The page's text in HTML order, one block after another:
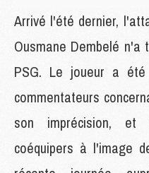
Arrivé l'été dernier,
Ousmane Dembelé n'a
PSG. Le joueur a
commentateurs
son imprécision,
coéquipers à l'image